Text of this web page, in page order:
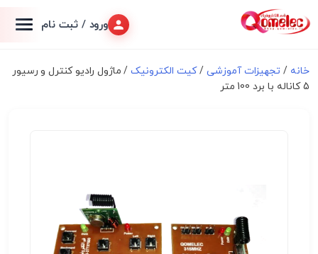
ورود / ثبت نام
خانه /تجهیزات آموزشی /کیت الکترونیک/ ماژول رادیو کنترل و رسیور
5 کاناله با برد 100 متر